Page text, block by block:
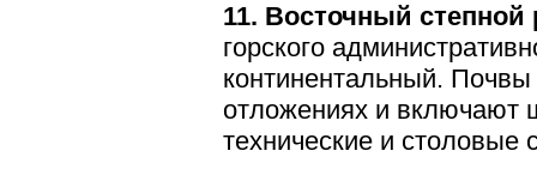
11. Восточный степной
горского
континентальный.
отложениях и включают
технические и столовые